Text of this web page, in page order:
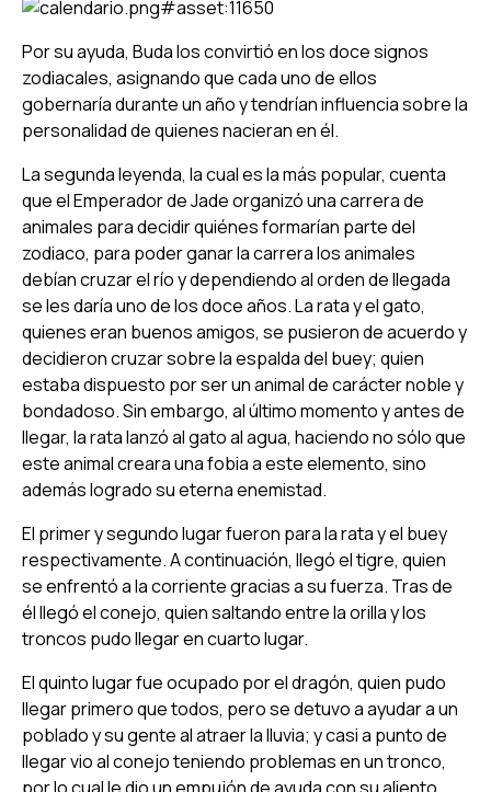
Por su ayuda, Buda los convirtió en los doce signos
zodiacales, asignando que cada uno de ellos
gobernaría durante un año y tendrían influencia sobre la
personalidad de quienes nacieran en él.
La segunda leyenda, la cual es la más popular, cuenta
que el Emperador de Jade organizó una carrera de
animales para decidir quiénes formarían parte del
zodiaco, para poder ganar la carrera los animales
debían cruzar el río y dependiendo al orden de llegada
se les daría uno de los doce años. La rata y el gato,
quienes eran buenos amigos, se pusieron de acuerdo y
decidieron cruzar sobre la espalda del buey; quien
estaba dispuesto por ser un animal de carácter noble y
bondadoso. Sin embargo, al último momento y antes de
llegar, la rata lanzó al gato al agua, haciendo no sólo que
este animal creara una fobia a este elemento, sino
además logrado su eterna enemistad.
El primer y segundo lugar fueron para la rata y el buey
respectivamente. A continuación, llegó el tigre, quien
se enfrentó a la corriente gracias a su fuerza. Tras de
él llegó el conejo, quien saltando entre la orilla y los
troncos pudo llegar en cuarto lugar.
El quinto lugar fue ocupado por el dragón, quien pudo
llegar primero que todos, pero se detuvo a ayudar a un
poblado y su gente al atraer la lluvia; y casi a punto de
llegar vio al conejo teniendo problemas en un tronco,